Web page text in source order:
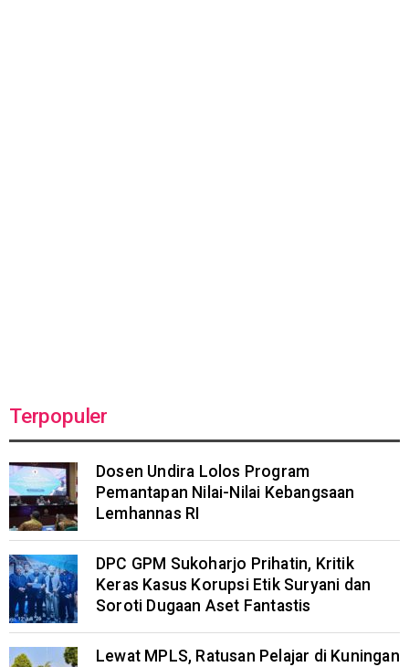
Terpopuler
Dosen Undira Lolos Program
Pemantapan Nilai-Nilai Kebangsaan
Lemhannas RI
DPC GPM Sukoharjo Prihatin, Kritik
Keras Kasus Korupsi Etik Suryani dan
Soroti Dugaan Aset Fantastis
Lewat MPLS, Ratusan Pelajar di Kuningan